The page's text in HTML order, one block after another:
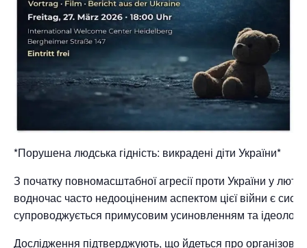
*Порушена людська гідність: викрадені діти України*
З початку повномасштабної агресії проти України у
водночас часто недооціненим аспектом цієї війни є
супроводжується примусовим усиновленням та
Дослідження підтверджують, що йдеться про